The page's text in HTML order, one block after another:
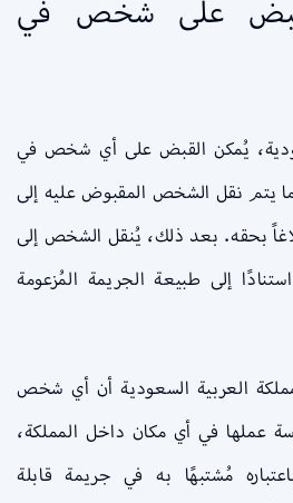
على شخص في
يُمكن القبض على أي شخص في
يتم نقل الشخص المقبوض عليه إلى
بحقه. بعد ذلك، يُنقل الشخص إلى
إلى طبيعة الجريمة المُزعومة
العربية السعودية أن أي شخص
عملها في أي مكان داخل المملكة،
مُشتبهًا به في جريمة قابلة